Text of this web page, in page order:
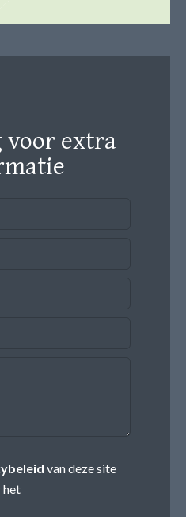
voor extra
van deze site
het